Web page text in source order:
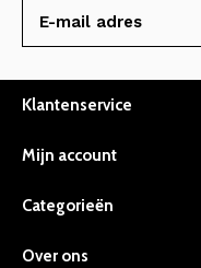
Klantenservice
Mijn account
Categorieën
Over ons